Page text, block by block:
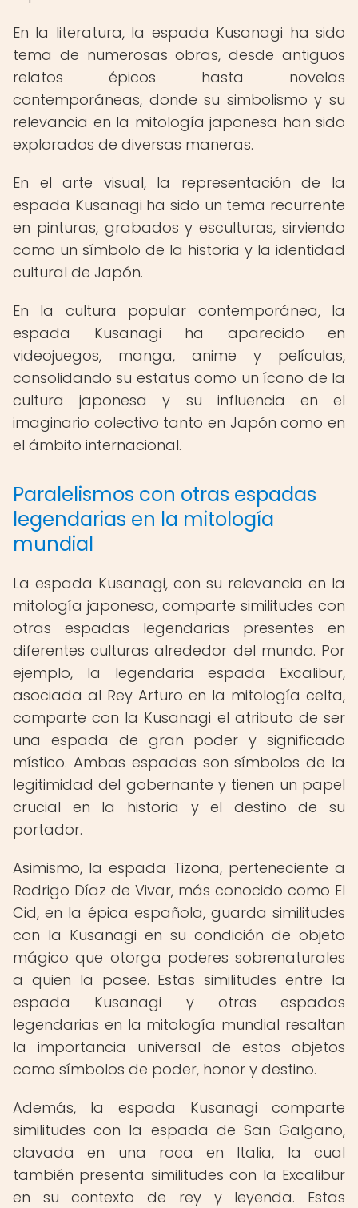
En la literatura, la espada Kusanagi ha sido
tema de numerosas obras, desde antiguos
relatos épicos hasta novelas
contemporáneas, donde su simbolismo y su
relevancia en la mitología japonesa han sido
explorados de diversas maneras.
En el arte visual, la representación de la
espada Kusanagi ha sido un tema recurrente
en pinturas, grabados y esculturas, sirviendo
como un símbolo de la historia y la identidad
cultural de Japón.
En la cultura popular contemporánea, la
espada Kusanagi ha aparecido en
videojuegos, manga, anime y películas,
consolidando su estatus como un ícono de la
cultura japonesa y su influencia en el
imaginario colectivo tanto en Japón como en
el ámbito internacional.
Paralelismos con otras espadas
legendarias en la mitología
mundial
La espada Kusanagi, con su relevancia en la
mitología japonesa, comparte similitudes con
otras espadas legendarias presentes en
diferentes culturas alrededor del mundo. Por
ejemplo, la legendaria espada Excalibur,
asociada al Rey Arturo en la mitología celta,
comparte con la Kusanagi el atributo de ser
una espada de gran poder y significado
místico. Ambas espadas son símbolos de la
legitimidad del gobernante y tienen un papel
crucial en la historia y el destino de su
portador.
Asimismo, la espada Tizona, perteneciente a
Rodrigo Díaz de Vivar, más conocido como El
Cid, en la épica española, guarda similitudes
con la Kusanagi en su condición de objeto
mágico que otorga poderes sobrenaturales
a quien la posee. Estas similitudes entre la
espada Kusanagi y otras espadas
legendarias en la mitología mundial resaltan
la importancia universal de estos objetos
como símbolos de poder, honor y destino.
Además, la espada Kusanagi comparte
similitudes con la espada de San Galgano,
clavada en una roca en Italia, la cual
también presenta similitudes con la Excalibur
en su contexto de rey y leyenda. Estas